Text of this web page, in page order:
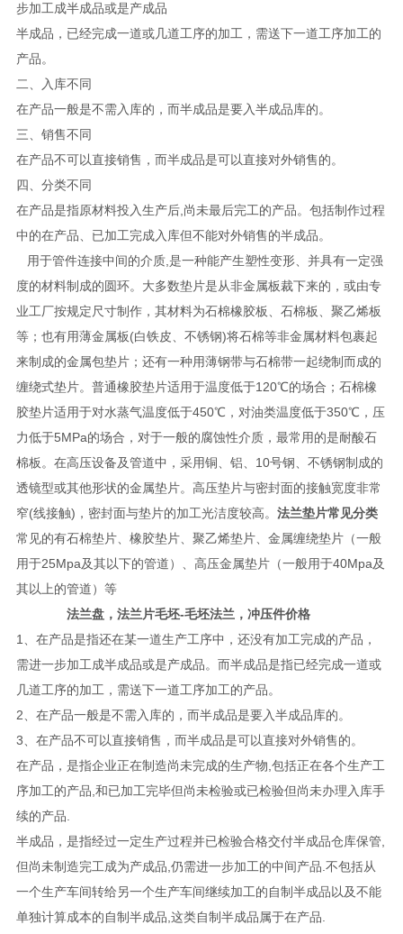
步加工成半成品或是产成品
半成品，已经完成一道或几道工序的加工，需送下一道工序加工的
产品。
二、入库不同
在产品一般是不需入库的，而半成品是要入半成品库的。
三、销售不同
在产品不可以直接销售，而半成品是可以直接对外销售的。
四、分类不同
在产品是指原材料投入生产后,尚未最后完工的产品。包括制作过程
中的在产品、已加工完成入库但不能对外销售的半成品。
用于管件连接中间的介质,是一种能产生塑性变形、并具有一定强
度的材料制成的圆环。大多数垫片是从非金属板裁下来的，或由专
业工厂按规定尺寸制作，其材料为石棉橡胶板、石棉板、聚乙烯板
等；也有用薄金属板(白铁皮、不锈钢)将石棉等非金属材料包裹起
来制成的金属包垫片；还有一种用薄钢带与石棉带一起绕制而成的
缠绕式垫片。普通橡胶垫片适用于温度低于120℃的场合；石棉橡
胶垫片适用于对水蒸气温度低于450℃，对油类温度低于350℃，压
力低于5MPa的场合，对于一般的腐蚀性介质，最常用的是耐酸石
棉板。在高压设备及管道中，采用铜、铝、10号钢、不锈钢制成的
透镜型或其他形状的金属垫片。高压垫片与密封面的接触宽度非常
窄(线接触)，密封面与垫片的加工光洁度较高。 法兰垫片常见分类
常见的有石棉垫片、橡胶垫片、聚乙烯垫片、金属缠绕垫片（一般
用于25Mpa及其以下的管道）、高压金属垫片（一般用于40Mpa及
其以上的管道）等
法兰盘，法兰片毛坯-毛坯法兰，冲压件价格
1、在产品是指还在某一道生产工序中，还没有加工完成的产品，
需进一步加工成半成品或是产成品。而半成品是指已经完成一道或
几道工序的加工，需送下一道工序加工的产品。
2、在产品一般是不需入库的，而半成品是要入半成品库的。
3、在产品不可以直接销售，而半成品是可以直接对外销售的。
在产品，是指企业正在制造尚未完成的生产物,包括正在各个生产工
序加工的产品,和已加工完毕但尚未检验或已检验但尚未办理入库手
续的产品.
半成品，是指经过一定生产过程并已检验合格交付半成品仓库保管,
但尚未制造完工成为产成品,仍需进一步加工的中间产品.不包括从
一个生产车间转给另一个生产车间继续加工的自制半成品以及不能
单独计算成本的自制半成品,这类自制半成品属于在产品.